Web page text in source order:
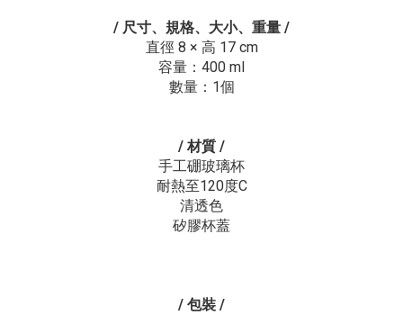
/ 尺寸、規格、大小、重量 /
直徑 8 × 高 17 cm
容量：400 ml
數量：1個
/ 材質 /
手工硼玻璃杯
耐熱至120度C
清透色
矽膠杯蓋
/ 包裝 /